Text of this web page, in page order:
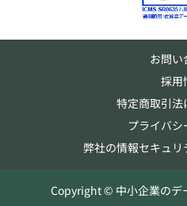
お問い
採用
特定商取引
プライバシ
弊社の情報セキュ
Copyright © 中小企業のデ